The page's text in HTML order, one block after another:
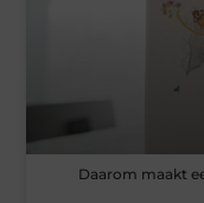
Daarom maakt